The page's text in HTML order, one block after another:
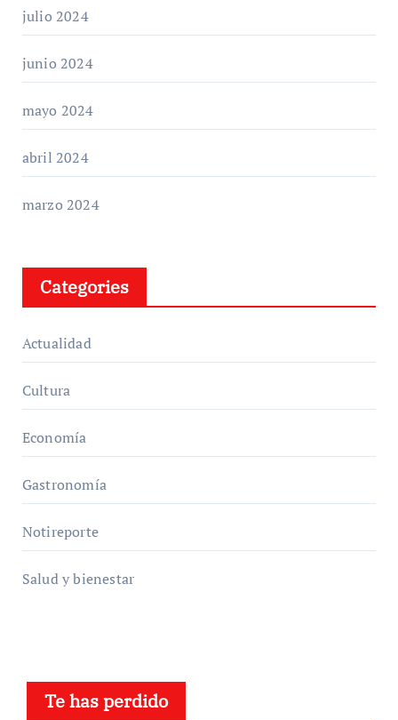
julio 2024
junio 2024
mayo 2024
abril 2024
marzo 2024
Categories
Actualidad
Cultura
Economía
Gastronomía
Notireporte
Salud y bienestar
Te has perdido